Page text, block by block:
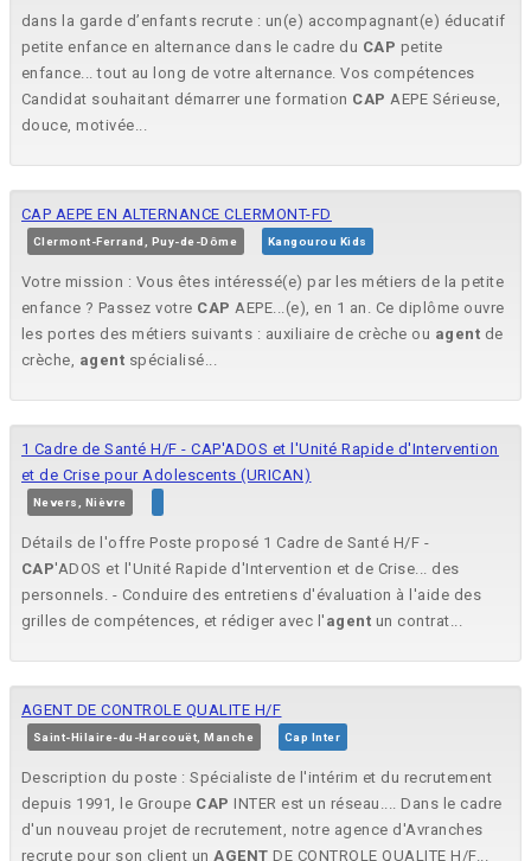
dans la garde d’enfants recrute : un(e) accompagnant(e) éducatif
petite enfance en alternance dans le cadre du CAP petite
enfance... tout au long de votre alternance. Vos compétences
Candidat souhaitant démarrer une formation CAP AEPE Sérieuse,
douce, motivée...
CAP AEPE EN ALTERNANCE CLERMONT-FD
Clermont-Ferrand, Puy-de-Dôme Kangourou Kids
Votre mission : Vous êtes intéressé(e) par les métiers de la petite
enfance ? Passez votre CAP AEPE...(e), en 1 an. Ce diplôme ouvre
les portes des métiers suivants : auxiliaire de crèche ou agent de
crèche, agent spécialisé...
1 Cadre de Santé H/F - CAP'ADOS et l'Unité Rapide d'Intervention
et de Crise pour Adolescents (URICAN)
Nevers, Nièvre
Détails de l'offre Poste proposé 1 Cadre de Santé H/F -
CAP'ADOS et l'Unité Rapide d'Intervention et de Crise... des
personnels. - Conduire des entretiens d'évaluation à l'aide des
grilles de compétences, et rédiger avec l' agent un contrat...
AGENT DE CONTROLE QUALITE H/F
Saint-Hilaire-du-Harcouët, Manche Cap Inter
Description du poste : Spécialiste de l'intérim et du recrutement
depuis 1991, le Groupe CAP INTER est un réseau.... Dans le cadre
d'un nouveau projet de recrutement, notre agence d'Avranches
recrute pour son client unAGENT DE CONTROLE QUALITE H/F...